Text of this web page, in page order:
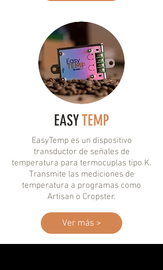
EASYTEMP
EasyTemp es un dispositivo
transductor de señales de
temperatura para termocuplas tipo K.
Transmite las mediciones de
temperatura a programas como
Artisan o Cropster.
Ver más >